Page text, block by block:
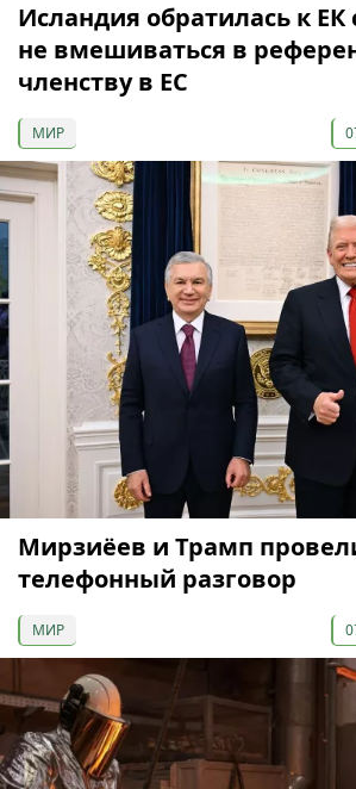
Исландия обратилась к ЕК
не вмешиваться в
членству в ЕС
МИР
Мирзиёев и Трамп
телефонный разговор
МИР